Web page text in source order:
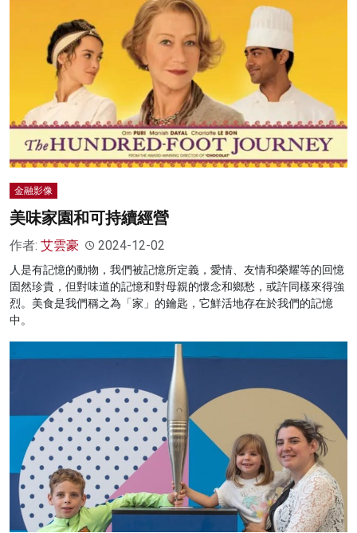
金融影像
美味家園和可持續經營
作者: 艾雲豪 2024-12-02
人是有記憶的動物，我們被記憶所定義，愛情、友情和榮耀等的回憶
固然珍貴，但對味道的記憶和對母親的懷念和鄉愁，或許同樣來得強
烈。美食是我們稱之為「家」的鑰匙，它鮮活地存在於我們的記憶
中。